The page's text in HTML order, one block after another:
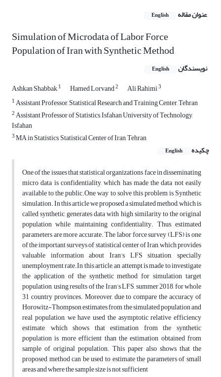
عنوان مقاله English
Simulation of Microdata of Labor Force
Population of Iran with Synthetic Method
نویسندگان English
Ashkan Shabbak1 Hamed Lorvand2 Ali Rahimi3
1Assistant Professor, Statistical Research and Training Center, Tehran
2Assistant Professor of Statistics, Isfahan University of Technology,
Isfahan
3MA in Statistics, Statistical Center of Iran, Tehran
چکیده
English
One of the issues that statistical organizations face in disseminating
microdata is confidentiality, which has made the data not easily
available to the public.One way to solve this problem is Synthetic
simulation.In this article we proposed a simulatedmethod, which is
called synthetic, generates data with high similarity to the original
population while maintaining confidentiality. Thus, estimated
parameters are more accurate. The labor force survey (LFS) is one
of the important surveys of statistical center of Iran, which provides
valuable informationabout Iran’s LFS situation, specially
unemployment rate.In this article, an attempt is made to investigate
the application of the synthetic method for simulation target
population, using results of the Iran’s LFS, summer 2018, for whole
31 country provinces.Moreover, dueto compare the accuracy of
Horowitz-Thompson estimates from the simulated population and
real population, we have used the asymptotic relative efficiency
estimate, which shows that estimation from the synthetic
population is more efficient than the estimation obtained from
sample of original population. This paper also shows that the
proposed method can be used to estimate the parameters of small
areas and where the sample size is not sufficient